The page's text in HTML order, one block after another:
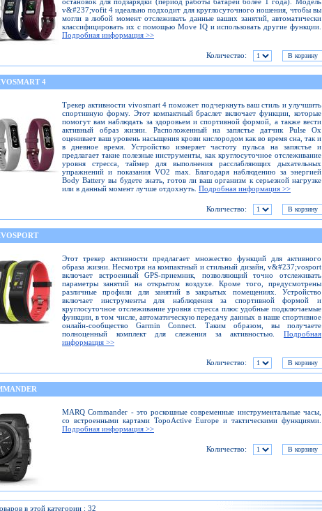
v&#237;vofit 4 идеально подходит для круглосуточного ношения, чтобы вы
могли в любой момент отслеживать данные ваших занятий, автоматически
классифицировать их с помощью Move IQ и использовать другие функции.
Подробная информация >>
Количество:
4
Трекер активности vivosmart 4 поможет подчеркнуть ваш стиль и улучшить
спортивную форму. Этот компактный браслет включает функции, которые
помогут вам наблюдать за здоровьем и спортивной формой, а также вести
активный образ жизни. Расположенный на запястье датчик Pulse Ox
оценивает ваш уровень насыщения крови кислородом как во время сна, так и
в дневное время. Устройство измеряет частоту пульса на запястье и
предлагает такие полезные инструменты, как круглосуточное отслеживание
уровня стресса, таймер для выполнения расслабляющих дыхательных
упражнений и показания VO2 max. Благодаря наблюдению за энергией
Body Battery вы будете знать, готов ли ваш организм к серьезной нагрузке
или в данный момент лучше отдохнуть. Подробная информация >>
Количество:
Этот трекер активности предлагает множество функций для активного
образа жизни. Несмотря на компактный и стильный дизайн, v&#237;vosport
включает встроенный GPS-приемник, позволяющий точно отслеживать
параметры занятий на открытом воздухе. Кроме того, предусмотрены
различные профили для занятий в закрытых помещениях. Устройство
включает инструменты для наблюдения за спортивной формой и
круглосуточное отслеживание уровня стресса плюс удобные подключаемые
функции, в том числе, автоматическую передачу данных в наше спортивное
онлайн-сообщество Garmin Connect. Таким образом, вы получаете
полноценный комплект для слежения за активностью. Подробная
информация >>
Количество:
MARQ Commander - это роскошные современные инструментальные часы,
со встроенными картами TopoActive Europe и тактическими функциями.
Подробная информация >>
Количество:
в этой категории : 32